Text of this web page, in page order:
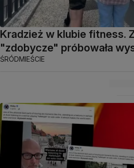
Kradzież w klubie fitness.
"zdobycze" próbowała
ŚRÓDMIEŚCIE